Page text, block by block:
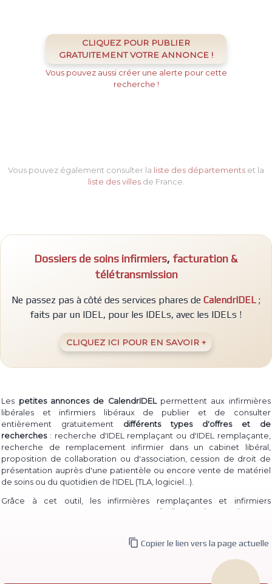
CLIQUEZ POUR PUBLIER
GRATUITEMENT VOTRE ANNONCE !
Vous pouvez aussi créer une alerte pour cette
recherche !
Vous pouvez également consulter la liste des départements et la
liste des villesde France.
Dossiers de soins infirmiers, facturation &
télétransmission
Ne passez pas à côté des services phares de CalendrIDEL ;
faits par un IDEL, pour les IDELs, avec les IDELs !
CLIQUEZ ICI POUR EN SAVOIR +
Les petites annonces de CalendrIDELpermettent aux infirmières
libérales et infirmiers libéraux de publier et de consulter
entièrement gratuitement différents types d'offres et de
recherches: recherche d'IDEL remplaçant ou d'IDEL remplaçante,
recherche de remplacement infirmier dans un cabinet libéral,
proposition de collaboration ou d'association, cession de droit de
présentation auprès d'une patientèle ou encore vente de matériel
de soins ou du quotidien de l'IDEL (TLA, logiciel...)
Grâce à cet outil, les infirmières remplaçantes et infirmiers
consulter les annonces de recherche
remplaçante et d'infirmier libéral remplaçant déjà publiées.
De même, des infirmières ou infirmiers titulaires peuvent aisément
recherche de collaborateur ou de collaboratrice
, ou
 Copier le lien vers la page actuelle